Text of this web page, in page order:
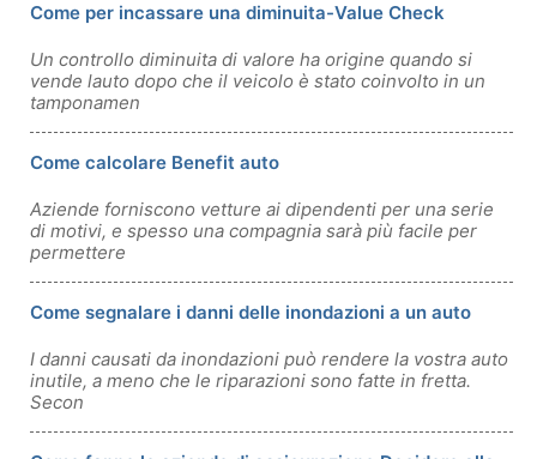
Come per incassare una diminuita-Value Check
Un controllo diminuita di valore ha origine quando si
vende lauto dopo che il veicolo è stato coinvolto in un
tamponamen
Come calcolare Benefit auto
Aziende forniscono vetture ai dipendenti per una serie
di motivi, e spesso una compagnia sarà più facile per
permettere
Come segnalare i danni delle inondazioni a un auto
I danni causati da inondazioni può rendere la vostra auto
inutile, a meno che le riparazioni sono fatte in fretta.
Secon